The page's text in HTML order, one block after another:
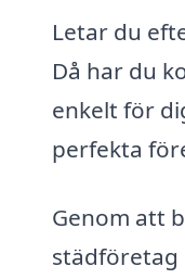
Letar du
Då har du
enkelt för
perfekta
Genom att
städföretag